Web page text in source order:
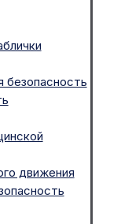
безопасность
движения